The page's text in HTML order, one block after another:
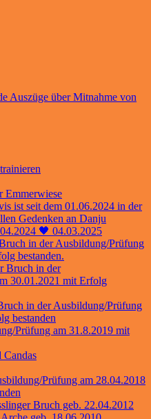
Auszüge über Mitnahme von
Emmerwiese
ist seit dem 01.06.2024 in der
Gedenken an Danju
🖤 04.03.2025
in der Ausbildung/Prüfung
bestanden.
Bruch in der
30.01.2021 mit Erfolg
in der Ausbildung/Prüfung
bestanden
Prüfung am 31.8.2019 mit
Candas
Prüfung am 28.04.2018
Bruch geb. 22.04.2012